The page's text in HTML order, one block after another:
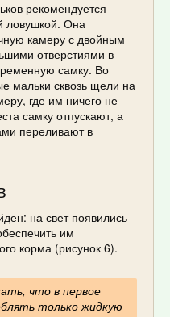
рекомендуется
ловушкой. Она
камеру с двойным
отверстиями в
самку. Во
мальки сквозь щели на
где им ничего не
самку отпускают, а
переливают в
на свет появились
им
корма (рисунок 6).
что в первое
только жидкую